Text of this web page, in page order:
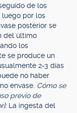
de los
luego por los
posterior se
del último
los
se produce un
2-3 días
no haber
envase. Cómo se
previo de
La ingesta del